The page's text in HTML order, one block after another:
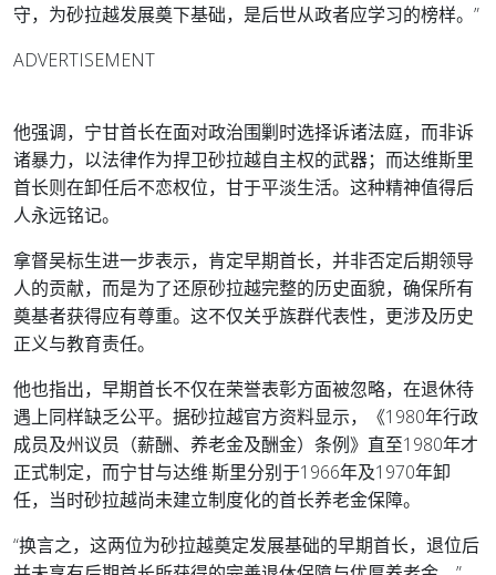
守，为砂拉越发展奠下基础，是后世从政者应学习的榜样。”
ADVERTISEMENT
他强调，宁甘首长在面对政治围剿时选择诉诸法庭，而非诉
诸暴力，以法律作为捍卫砂拉越自主权的武器；而达维斯里
首长则在卸任后不恋权位，甘于平淡生活。这种精神值得后
人永远铭记。
拿督吴标生进一步表示，肯定早期首长，并非否定后期领导
人的贡献，而是为了还原砂拉越完整的历史面貌，确保所有
奠基者获得应有尊重。这不仅关乎族群代表性，更涉及历史
正义与教育责任。
他也指出，早期首长不仅在荣誉表彰方面被忽略，在退休待
遇上同样缺乏公平。据砂拉越官方资料显示，《1980年行政
成员及州议员（薪酬、养老金及酬金）条例》直至1980年才
正式制定，而宁甘与达维·斯里分别于1966年及1970年卸
任，当时砂拉越尚未建立制度化的首长养老金保障。
“换言之，这两位为砂拉越奠定发展基础的早期首长，退位后